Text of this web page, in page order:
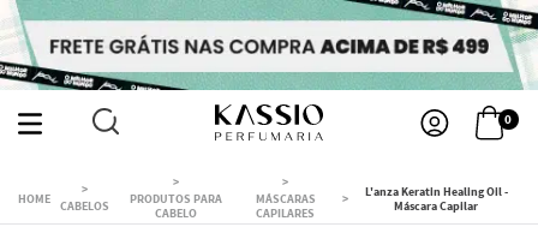
0
CABELOS
PRODUTOS PARA
CABELO
MÁSCARAS
CAPILARES
L'anza Keratin Healing Oil -
Máscara Capilar